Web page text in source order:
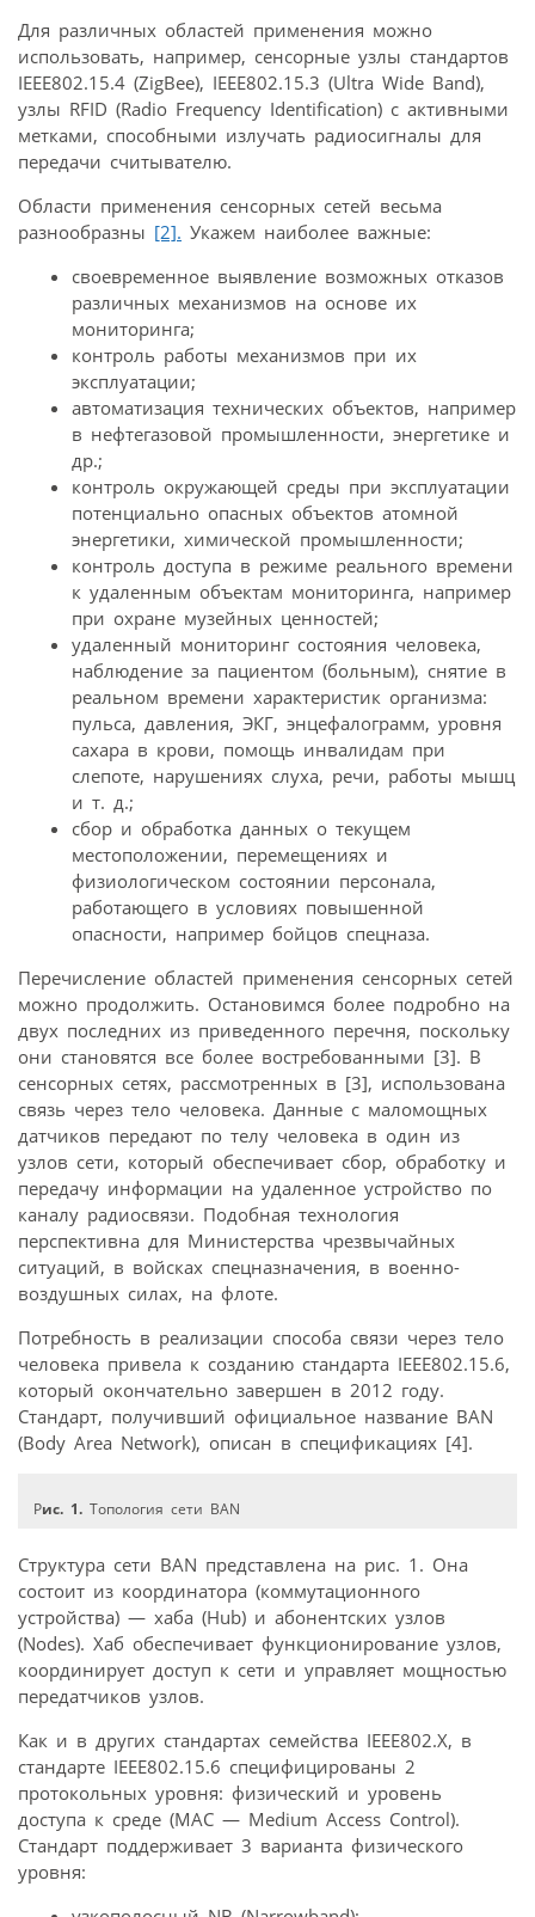
Для различных областей применения можно
использовать, например, сенсорные узлы стандартов
IEEE802.15.4 (ZigBee), IEEE802.15.3 (Ultra Wide Band),
узлы RFID (Radio Frequency Identification) с активными
метками, способными излучать радиосигналы для
передачи считывателю.
Области применения сенсорных сетей весьма
разнообразны [2]. Укажем наиболее важные:
своевременное выявление возможных отказов
различных механизмов на основе их
мониторинга;
контроль работы механизмов при их
эксплуатации;
автоматизация технических объектов, например
в нефтегазовой промышленности, энергетике и
др.;
контроль окружающей среды при эксплуатации
потенциально опасных объектов атомной
энергетики, химической промышленности;
контроль доступа в режиме реального времени
к удаленным объектам мониторинга, например
при охране музейных ценностей;
удаленный мониторинг состояния человека,
наблюдение за пациентом (больным), снятие в
реальном времени характеристик организма:
пульса, давления, ЭКГ, энцефалограмм, уровня
сахара в крови, помощь инвалидам при
слепоте, нарушениях слуха, речи, работы мышц
и т. д.;
сбор и обработка данных о текущем
местоположении, перемещениях и
физиологическом состоянии персонала,
работающего в условиях повышенной
опасности, например бойцов спецназа.
Перечисление областей применения сенсорных сетей
можно продолжить. Остановимся более подробно на
двух последних из приведенного перечня, поскольку
они становятся все более востребованными [3]. В
сенсорных сетях, рассмотренных в [3], использована
связь через тело человека. Данные с маломощных
датчиков передают по телу человека в один из
узлов сети, который обеспечивает сбор, обработку и
передачу информации на удаленное устройство по
каналу радиосвязи. Подобная технология
перспективна для Министерства чрезвычайных
ситуаций, в войсках спецназначения, в военно-
воздушных силах, на флоте.
Потребность в реализации способа связи через тело
человека привела к созданию стандарта IEEE802.15.6,
который окончательно завершен в 2012 году.
Стандарт, получивший официальное название BAN
(Body Area Network), описан в спецификациях [4].
Рис. 1. Топология сети BAN
Структура сети BAN представлена на рис. 1. Она
состоит из координатора (коммутационного
устройства) — хаба (Hub) и абонентских узлов
(Nodes). Хаб обеспечивает функционирование узлов,
координирует доступ к сети и управляет мощностью
передатчиков узлов.
Как и в других стандартах семейства IEEE802.Х, в
стандарте IEEE802.15.6 специфицированы 2
протокольных уровня: физический и уровень
доступа к среде (МАС — Medium Access Control).
Стандарт поддерживает 3 варианта физического
уровня: